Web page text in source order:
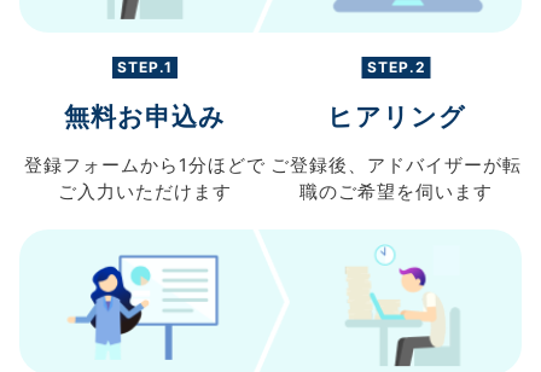
STEP.1
無料お申込み
登録フォームから 1分ほどで
ご入力 いただけます
STEP.2
ヒアリング
ご登録後、 アドバイザーが転
職のご希望を伺います